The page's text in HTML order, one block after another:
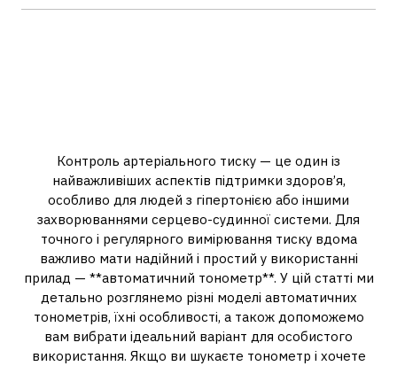
Контроль артеріального тиску — це один із
найважливіших аспектів підтримки здоров’я,
особливо для людей з гіпертонією або іншими
захворюваннями серцево-судинної системи. Для
точного і регулярного вимірювання тиску вдома
важливо мати надійний і простий у використанні
прилад — **автоматичний тонометр**. У цій статті ми
детально розглянемо різні моделі автоматичних
тонометрів, їхні особливості, а також допоможемо
вам вибрати ідеальний варіант для особистого
використання. Якщо ви шукаєте тонометр і хочете